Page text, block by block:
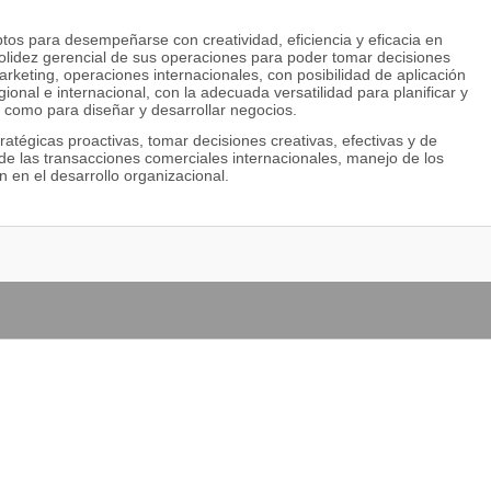
para desempeñarse con creatividad, eficiencia y eficacia en
gerencial de sus operaciones para poder tomar decisiones
operaciones internacionales, con posibilidad de aplicación
e internacional, con la adecuada versatilidad para planificar y
para diseñar y desarrollar negocios.
proactivas, tomar decisiones creativas, efectivas y de
las transacciones comerciales internacionales, manejo de los
en el desarrollo organizacional.